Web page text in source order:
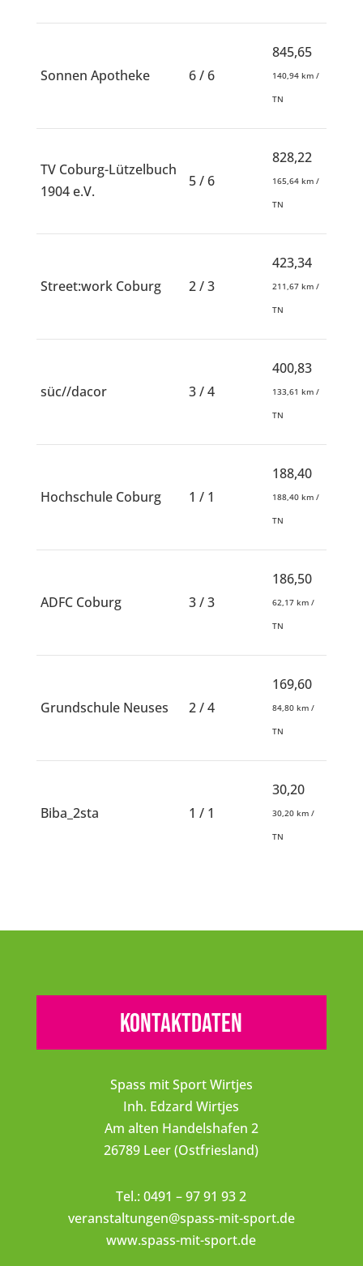
Sonnen Apotheke 6 / 6
845,65
140,94 km /
TN
TV Coburg-Lützelbuch
1904 e.V.
5 / 6
828,22
165,64 km /
TN
Street:work Coburg 2 / 3
423,34
211,67 km /
TN
süc//dacor 3 / 4
400,83
133,61 km /
TN
Hochschule Coburg 1 / 1
188,40
188,40 km /
TN
ADFC Coburg 3 / 3
186,50
62,17 km /
TN
Grundschule Neuses 2 / 4
169,60
84,80 km /
TN
Biba_2sta 1 / 1
30,20
30,20 km /
TN
Kontaktdaten
Spass mit Sport Wirtjes
Inh. Edzard Wirtjes
Am alten Handelshafen 2
26789 Leer (Ostfriesland)
Tel.: 0491 – 97 91 93 2
veranstaltungen@spass-mit-sport.de
www.spass-mit-sport.de